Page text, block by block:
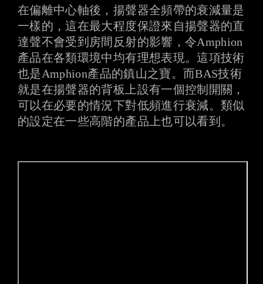
在偏離中心軸後，揚聲器全頻帶的衰減量是
一樣的，這在最大程度保證來自揚聲器的直
達聲不會受到房間反射的影響，令Amphion
產品在各類環境中均有理想表現。這項技術
也是Amphion產品的鎮山之寶。而BAS技術
就是在揚聲器的背板上設有一個控制開關，
可以在必要的情況下對低頻進行衰減。類似
的設定在一些高階的產品上也可以看到。